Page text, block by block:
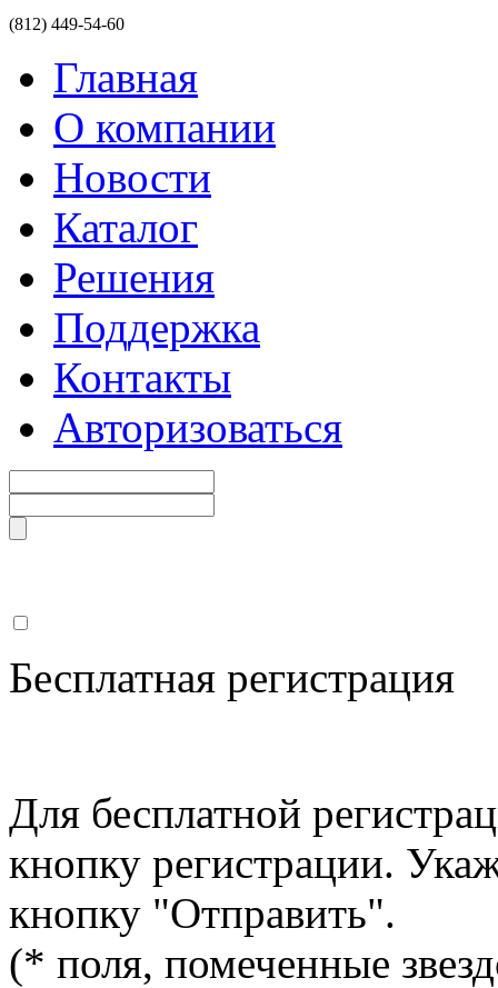
(812) 449-54-60
Главная
О компании
Новости
Каталог
Решения
Поддержка
Контакты
Авторизоваться
Бесплатная регистрация
Для бесплатной
кнопку регистрации.
кнопку "Отправить".
(* поля, помеченные